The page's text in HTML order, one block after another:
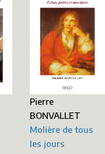
Pierre
BONVALLET
Molière de tous
les jours